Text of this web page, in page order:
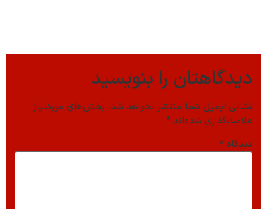
دیدگاهتان را بنویسید
نشانی ایمیل شما منتشر نخواهد شد. بخش‌های موردنیاز
علامت‌گذاری شده‌اند *
دیدگاه *